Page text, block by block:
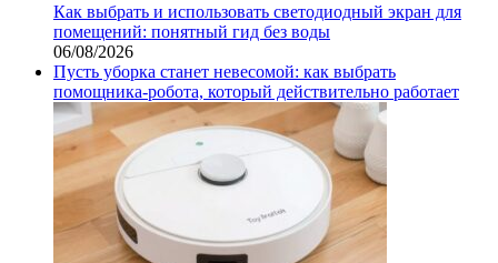
Как выбрать и использовать светодиодный экран для
помещений: понятный гид без воды
06/08/2026
Пусть уборка станет невесомой: как выбрать
помощника‑робота, который действительно работает